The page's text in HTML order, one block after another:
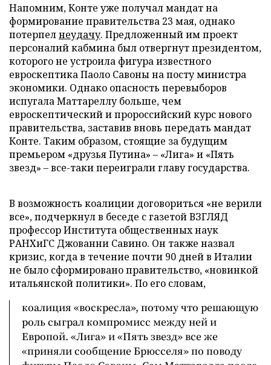
Напомним, Конте уже получал мандат на
формирование правительства 23 мая, однако
потерпелнеудачу. Предложенный им проект
персоналий кабмина был отвергнут президентом,
которого не устроила фигура известного
евроскептика Паоло Савоны на посту министра
экономики. Однако опасность перевыборов
испугала Маттареллу больше, чем
евроскептический и пророссийский курс нового
правительства, заставив вновь передать мандат
Конте. Таким образом, стоящие за будущим
премьером «друзья Путина» – «Лига» и «Пять
звезд» – все-таки переиграли главу государства.
В возможность коалиции договориться «не верили
все», подчеркнул в беседе с газетой ВЗГЛЯД
профессор Института общественных наук
РАНХиГС Джованни Савино. Он также назвал
кризис, когда в течение почти 90 дней в Италии
не было сформировано правительство, «новинкой
итальянской политики». По его словам,
коалиция «воскресла», потому что решающую
роль сыграл компромисс между ней и
Европой. «Лига» и «Пять звезд» все же
«приняли сообщение Брюсселя» по поводу